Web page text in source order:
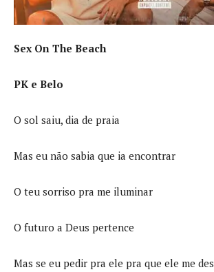
Sex On The Beach
PK e Belo
O sol saiu, dia de praia
Mas eu não sabia que ia encontrar
O teu sorriso pra me iluminar
O futuro a Deus pertence
Mas se eu pedir pra ele pra que ele me